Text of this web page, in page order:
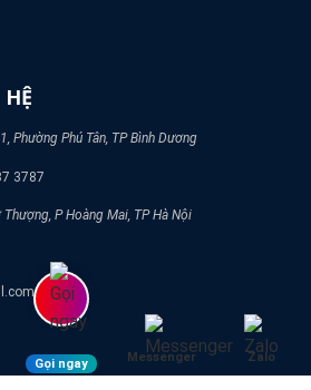
Phường Phú Tân, TP Bình Dương
3787
P Hoàng Mai, TP Hà Nội
Gọi ngay Messenger Zalo